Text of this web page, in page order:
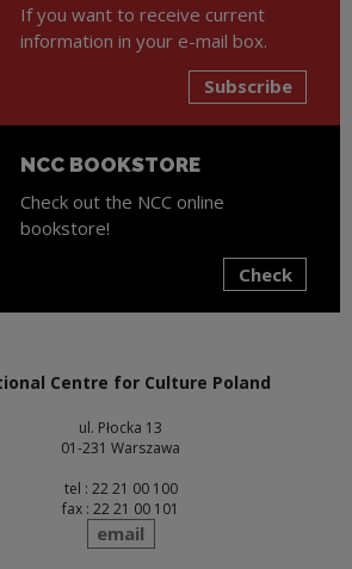
If you want to receive current
information in your e-mail box.
Subscribe
NCC BOOKSTORE
Check out the NCC online
bookstore!
Check
Centre for Culture Poland
ul. Płocka 13
01-231 Warszawa
tel : 22 21 00 100
fax : 22 21 00 101
send
email